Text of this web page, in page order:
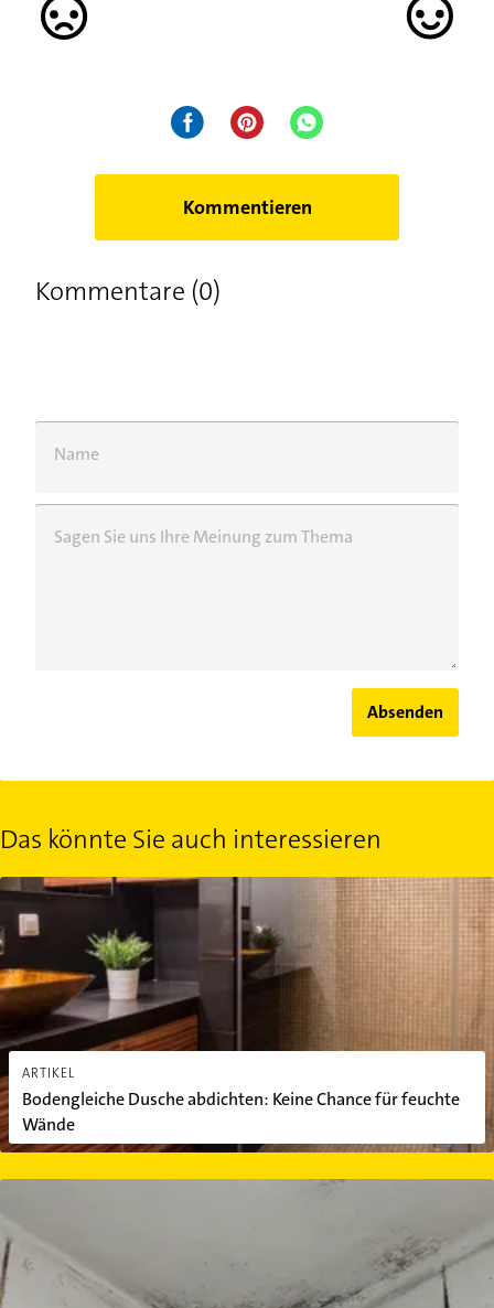
Kommentieren
Kommentare (0)
Name
Sagen Sie uns Ihre Meinung zum Thema
Absenden
Das könnte Sie auch interessieren
ARTIKEL
Bodengleiche Dusche abdichten: Keine Chance für feuchte
Wände
Bodengleiche Dusche abdichten: Keine Chance für feuchte Wände
Schwarzen Schimmel im Bad entfernen: Hausmittel, Fungizid